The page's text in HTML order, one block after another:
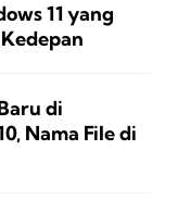
11 yang
di
Nama File di